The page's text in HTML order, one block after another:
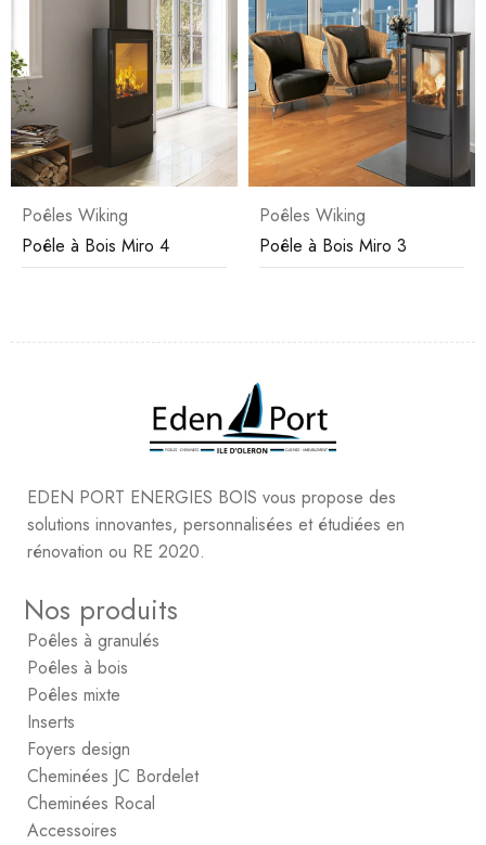
Poêles Wiking
Poêle à Bois Miro 4
Poêles Wiking
Poêle à Bois Miro 3
EDEN PORT ENERGIES BOIS vous propose des
solutions innovantes, personnalisées et étudiées en
rénovation ou RE 2020.
Nos produits
Poêles à granulés
Poêles à bois
Poêles mixte
Inserts
Foyers design
Cheminées JC Bordelet
Cheminées Rocal
Accessoires